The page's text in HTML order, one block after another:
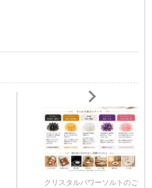
クリスタルパワーソルトのご